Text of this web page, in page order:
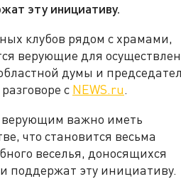
эту инициативу.
клубов рядом с храмами,
верующие для
думы и
с NEWS.ru.
важно иметь
что становится весьма
веселья, доносящихся
поддержат эту инициативу.